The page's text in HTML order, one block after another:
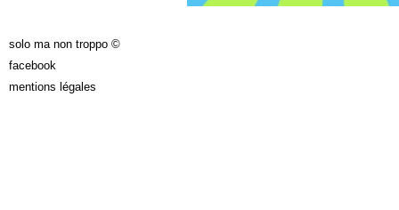
solo ma non troppo ©
facebook
mentions légales